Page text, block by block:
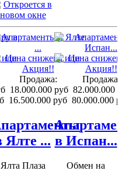
Продажа:
18.000.000 руб
16.500.000 руб
Ялте ...
Ялта Плаза
Продажа:
82.000.000
80.000.000
в Испан...
Обмен на